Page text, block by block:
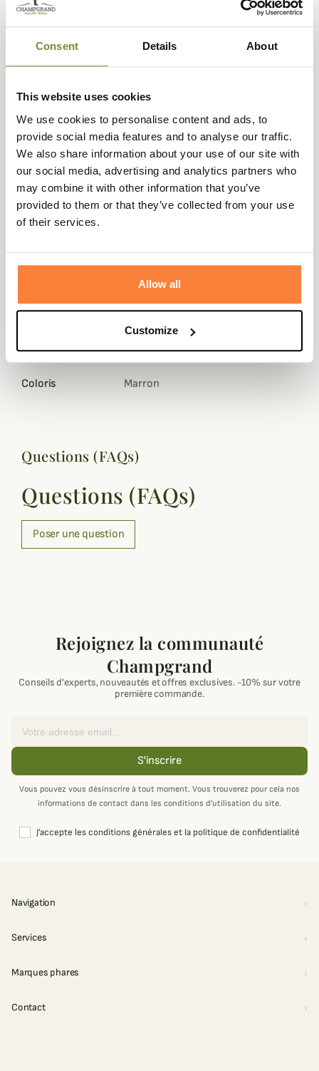
Consent Details About
This website uses cookies
We use cookies to personalise content and ads, to
provide social media features and to analyse our traffic.
We also share information about your use of our site with
our social media, advertising and analytics partners who
may combine it with other information that you’ve
provided to them or that they’ve collected from your use
of their services.
Allow all
Customize
Description
Les sous-vêtements techniques All season sont 100% en
laine mérinos vierge. Cela vous assure un confort
Le T-shirt est doté d'un col zipé remontant jusqu'en haut
de la nuque.
Fiche technique
Genre Homme
Coloris Marron
Questions (FAQs)
Questions (FAQs)
Poser une question
Rejoignez la communauté
Champgrand
Conseils d'experts, nouveautés et offres exclusives. -10% sur votre
première commande.
S'inscrire
Vous pouvez vous désinscrire à tout moment. Vous trouverez pour cela nos
informations de contact dans les conditions d'utilisation du site.
J'accepte les conditions générales et la politique de confidentialité
Navigation
Services
Marques phares
Contact